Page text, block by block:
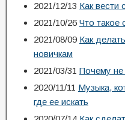
2021/12/13 Как вести
2021/10/26 Что такое
2021/08/09 Как
новичкам
2021/03/31 Почему не
2020/11/11 Музыка,
где ее искать